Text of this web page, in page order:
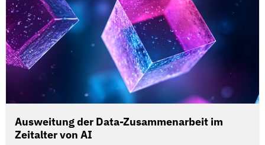
Ausweitung der Data-Zusammenarbeit im
Zeitalter von AI